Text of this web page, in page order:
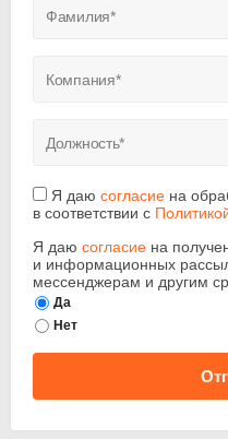
Я даю согласие на
в соответствии с
Я даю согласие на
и информационных
мессенджерам и другим
Да
Нет